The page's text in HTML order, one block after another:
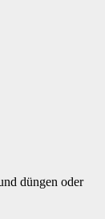
düngen oder